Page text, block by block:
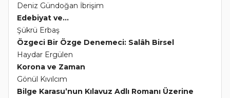
Deniz Gündoğan İbrişim
Edebiyat ve...
Şükrü Erbaş
Özgeci Bir Özge Denemeci: Salâh Birsel
Haydar Ergülen
Korona ve Zaman
Gönül Kıvılcım
Bilge Karasu’nun Kılavuz Adlı Romanı Üzerine